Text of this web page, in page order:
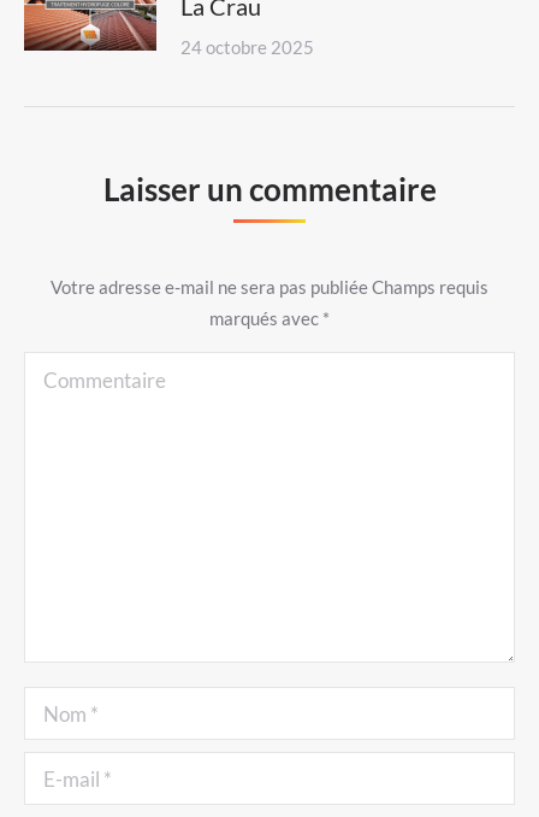
La Crau
24 octobre 2025
Laisser un commentaire
Votre adresse e-mail ne sera pas publiée Champs requis
marqués avec *
Commentaire
Nom *
E-mail *